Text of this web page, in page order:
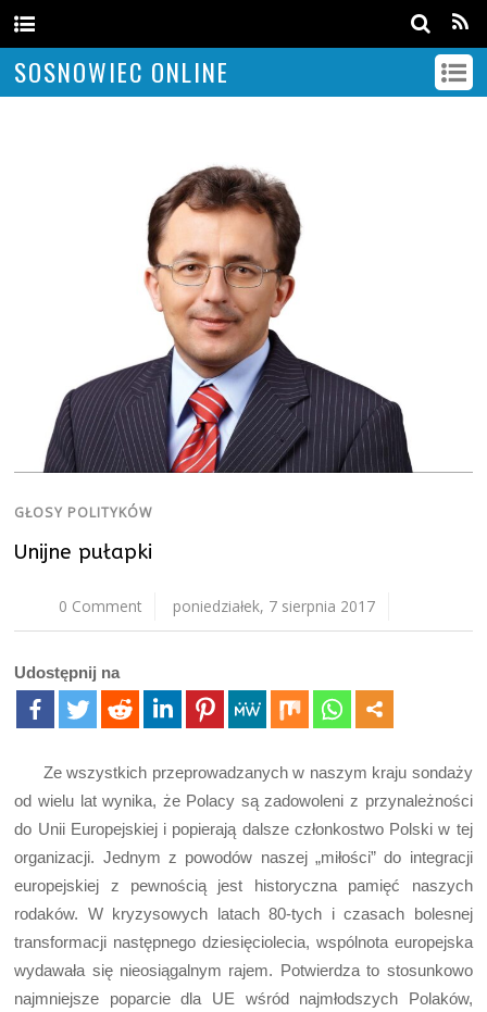
SOSNOWIEC ONLINE
GŁOSY POLITYKÓW
Unijne pułapki
0 Comment poniedziałek, 7 sierpnia 2017
Udostępnij na
Ze wszystkich przeprowadzanych w naszym kraju sondaży
od wielu lat wynika, że Polacy są zadowoleni z przynależności
do Unii Europejskiej i popierają dalsze członkostwo Polski w tej
organizacji. Jednym z powodów naszej „miłości” do integracji
europejskiej z pewnością jest historyczna pamięć naszych
rodaków. W kryzysowych latach 80-tych i czasach bolesnej
transformacji następnego dziesięciolecia, wspólnota europejska
wydawała się nieosiągalnym rajem. Potwierdza to stosunkowo
najmniejsze poparcie dla UE wśród najmłodszych Polaków,